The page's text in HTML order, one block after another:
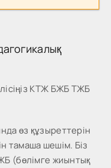
КТЖ БЖБ ТЖБ
өз құзыреттерін
тамаша шешім. Біз
(бөлімге жиынтық